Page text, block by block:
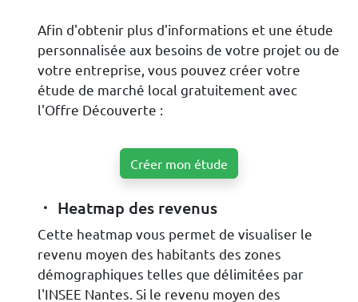
Afin d'obtenir plus d'informations et une étude
personnalisée aux besoins de votre projet ou de
votre entreprise, vous pouvez créer votre
étude de marché local gratuitement avec
l'Offre Découverte :
Créer mon étude
Heatmap des revenus
Cette heatmap vous permet de visualiser le
revenu moyen des habitants des zones
démographiques telles que délimitées par
l'INSEE Nantes. Si le revenu moyen des